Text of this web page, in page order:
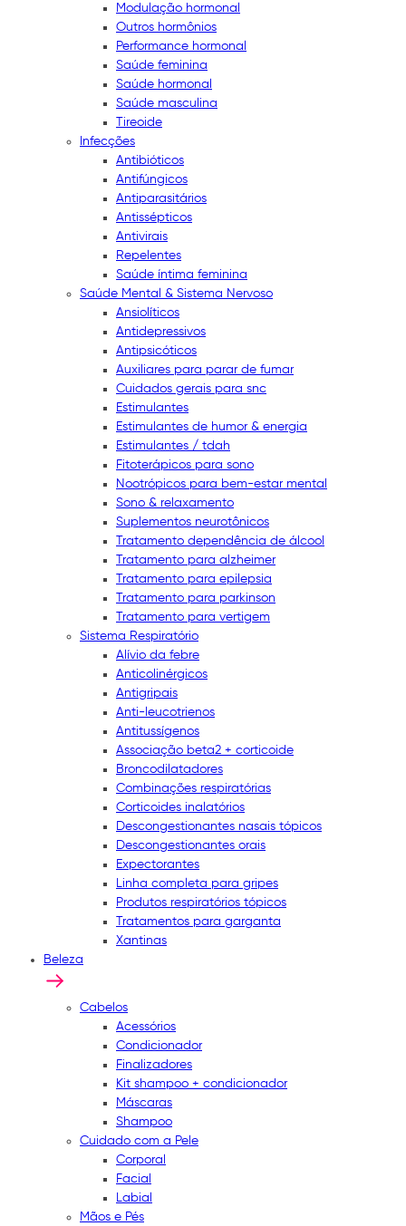
Modulação hormonal
Outros hormônios
Performance hormonal
Saúde feminina
Saúde hormonal
Saúde masculina
Tireoide
Infecções
Antibióticos
Antifúngicos
Antiparasitários
Antissépticos
Antivirais
Repelentes
Saúde íntima feminina
Saúde Mental & Sistema Nervoso
Ansiolíticos
Antidepressivos
Antipsicóticos
Auxiliares para parar de fumar
Cuidados gerais para snc
Estimulantes
Estimulantes de humor & energia
Estimulantes / tdah
Fitoterápicos para sono
Nootrópicos para bem-estar mental
Sono & relaxamento
Suplementos neurotônicos
Tratamento dependência de álcool
Tratamento para alzheimer
Tratamento para epilepsia
Tratamento para parkinson
Tratamento para vertigem
Sistema Respiratório
Alívio da febre
Anticolinérgicos
Antigripais
Anti-leucotrienos
Antitussígenos
Associação beta2 + corticoide
Broncodilatadores
Combinações respiratórias
Corticoides inalatórios
Descongestionantes nasais tópicos
Descongestionantes orais
Expectorantes
Linha completa para gripes
Produtos respiratórios tópicos
Tratamentos para garganta
Xantinas
Beleza
Cabelos
Acessórios
Condicionador
Finalizadores
Kit shampoo + condicionador
Máscaras
Shampoo
Cuidado com a Pele
Corporal
Facial
Labial
Mãos e Pés